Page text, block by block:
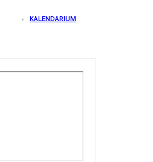
KALENDARIUM